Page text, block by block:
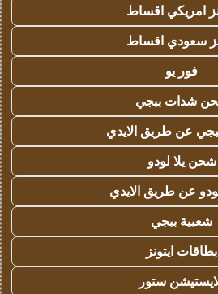
امريكي اقساط
سعودي اقساط
فور يو
شدات ببجي
عن طريق الايدي
شحن يلا لودو
عن طريق الايدي
شعبية ببجي
بطاقات ايتونز
ستور